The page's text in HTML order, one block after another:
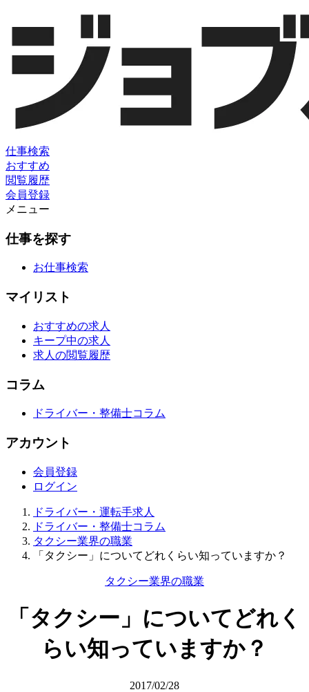
仕事検索
おすすめ
閲覧履歴
会員登録
メニュー
仕事を探す
お仕事検索
マイリスト
おすすめの求人
キープ中の求人
求人の閲覧履歴
コラム
ドライバー・整備士コラム
アカウント
会員登録
ログイン
ドライバー・運転手求人
ドライバー・整備士コラム
タクシー業界の職業
「タクシー」についてどれくらい知っていますか？
タクシー業界の職業
「タクシー」についてどれく
らい知っていますか？
2017/02/28